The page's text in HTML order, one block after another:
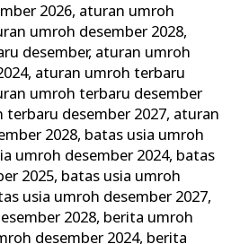
2026, aturan umroh
umroh desember 2028,
desember, aturan umroh
, aturan umroh terbaru
umroh terbaru desember
terbaru desember 2027, aturan
2028, batas usia umroh
umroh desember 2024, batas
2025, batas usia umroh
usia umroh desember 2027,
2028, berita umroh
desember 2024, berita